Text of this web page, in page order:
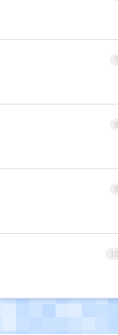
7
8
9
10